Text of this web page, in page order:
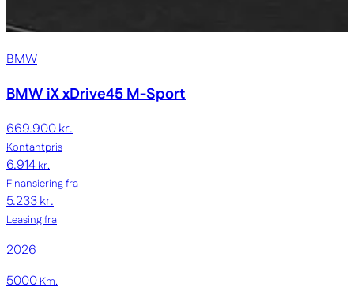
BMW
BMW iXxDrive45 M-Sport
669.900 kr.
Kontantpris
6.914kr.
Finansiering fra
5.233 kr.
Leasing fra
2026
5000 Km.